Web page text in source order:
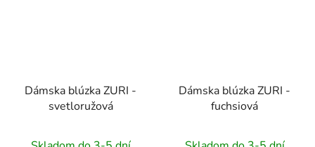
Dámska blúzka ZURI -
svetloružová
Dámska blúzka ZURI -
fuchsiová